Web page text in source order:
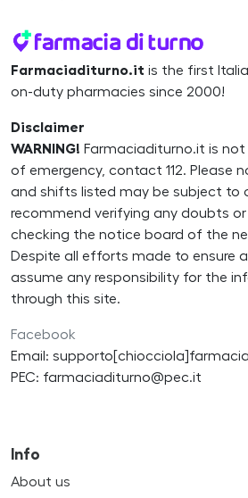
Farmaciaditurno.it is the first
on-duty pharmacies since 2000!
Disclaimer
WARNING! Farmaciaditurno.it is
of emergency, contact 112. Please
and shifts listed may be subject to
recommend verifying any doubts
checking the notice board of the
Despite all efforts made to ensure
assume any responsibility for the
through this site.
Facebook
Email:
PEC: farmaciaditurno@pec.it
Info
About us